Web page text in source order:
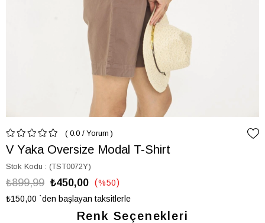
0.0 / Yorum
V Yaka Oversize Modal T-Shirt
Stok Kodu (TST0072Y)
₺899,99 ₺450,00 %50
İndirim
₺150,00 `den başlayan taksitlerle
Renk Seçenekleri